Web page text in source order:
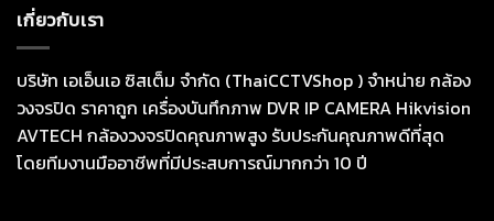
เกี่ยวกับเรา
บริษัท เอเอ็นเอ ซิสเต็ม จำกัด (ThaiCCTVShop ) จำหน่าย กล้อง
วงจรปิด ราคาถูก เครื่องบันทึกภาพ DVR IP CAMERA Hikvision
AVTECH กล้องวงจรปิดคุณภาพสูง รับประกันคุณภาพดีที่สุด
โดยทีมงานมืออาชีพที่มีประสบการณ์มากกว่า 10 ปี